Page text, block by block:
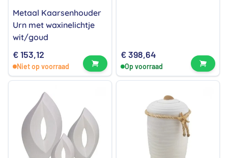
Metaal Kaarsenhouder
Urn met waxinelichtje
wit/goud
€153,12
Niet op voorraad Bekijk product
€398,64
Op voorraad